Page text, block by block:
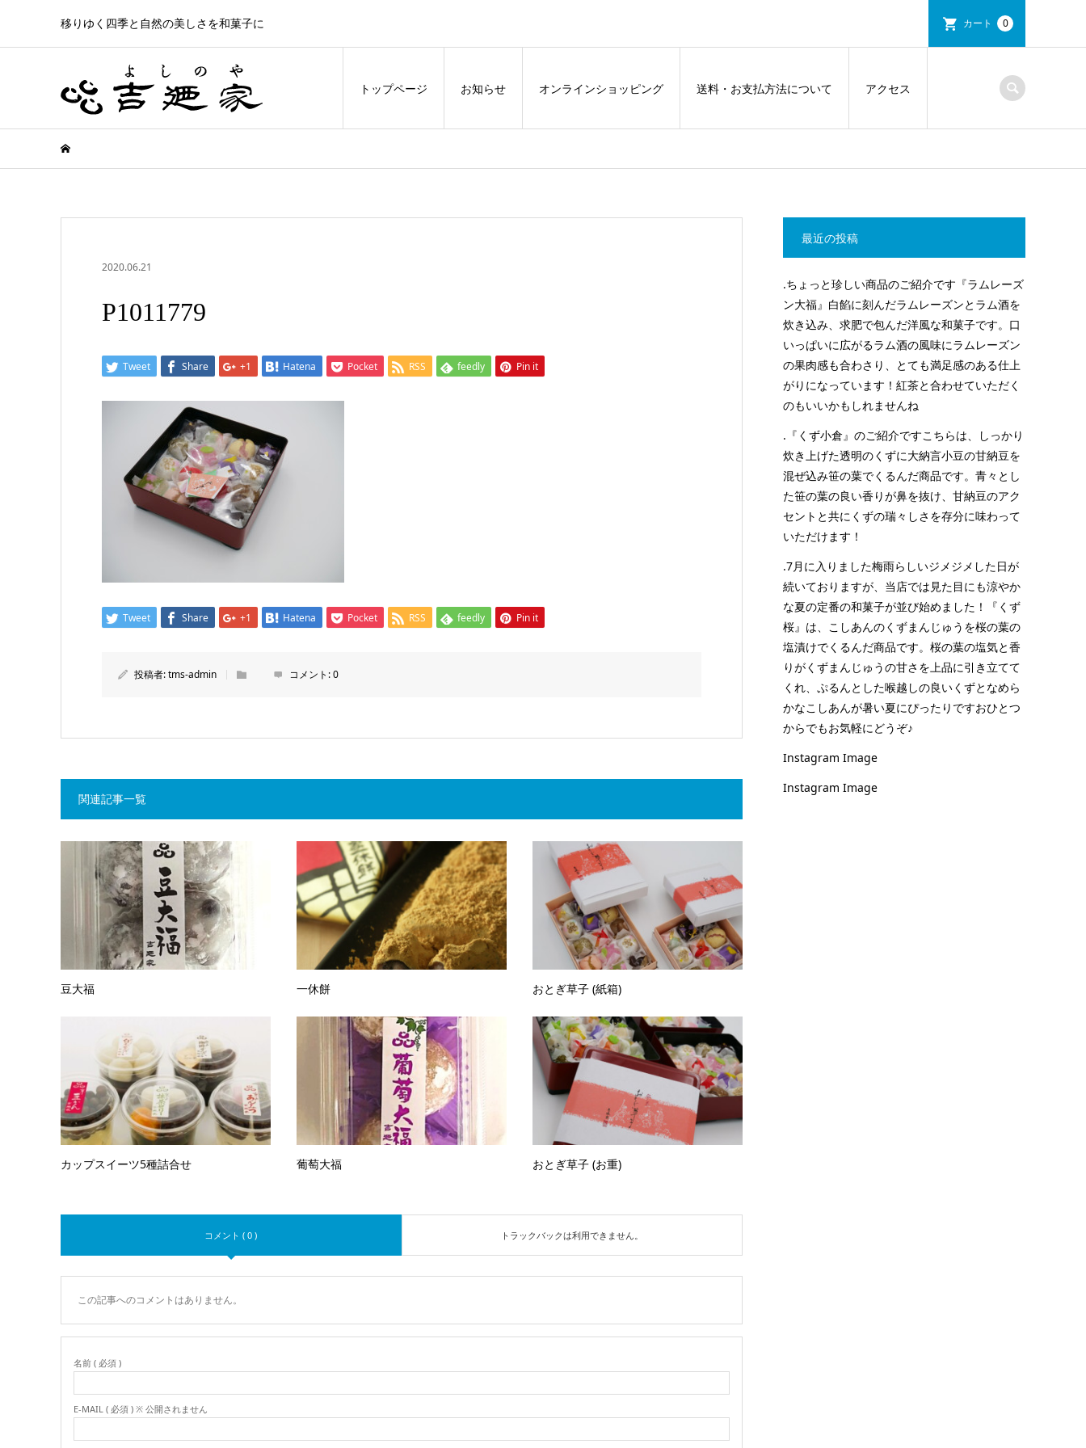
移りゆく四季と自然の美しさを和菓子に カート 0
トップページ お知らせ オンラインショッピング 送料・お支払方法について アクセス
2020.06.21
P1011779
Tweet Share +1 Hatena Pocket RSS feedly Pin it
Tweet Share +1 Hatena Pocket RSS feedly Pin it
投稿者:tms-admin コメント:0
関連記事一覧
豆大福 一休餅 おとぎ草子 (紙箱)
カップスイーツ5種詰合せ 葡萄大福 おとぎ草子 (お重)
コメント ( 0 ) トラックバックは利用できません。
この記事へのコメントはありません。
名前 ( 必須 )
E-MAIL ( 必須 ) ※ 公開されません
最近の投稿
.ちょっと珍しい商品のご紹介です『ラムレーズ
ン大福』白餡に刻んだラムレーズンとラム酒を
炊き込み、求肥で包んだ洋風な和菓子です。口
いっぱいに広がるラム酒の風味にラムレーズン
の果肉感も合わさり、とても満足感のある仕上
がりになっています！紅茶と合わせていただく
のもいいかもしれませんね
.『くず小倉』のご紹介ですこちらは、しっかり
炊き上げた透明のくずに大納言小豆の甘納豆を
混ぜ込み笹の葉でくるんだ商品です。青々とし
た笹の葉の良い香りが鼻を抜け、甘納豆のアク
セントと共にくずの瑞々しさを存分に味わって
いただけます！
.7月に入りました梅雨らしいジメジメした日が
続いておりますが、当店では見た目にも涼やか
な夏の定番の和菓子が並び始めました！『くず
桜』は、こしあんのくずまんじゅうを桜の葉の
塩漬けでくるんだ商品です。桜の葉の塩気と香
りがくずまんじゅうの甘さを上品に引き立てて
くれ、ぷるんとした喉越しの良いくずとなめら
かなこしあんが暑い夏にぴったりですおひとつ
からでもお気軽にどうぞ♪
Instagram Image
Instagram Image